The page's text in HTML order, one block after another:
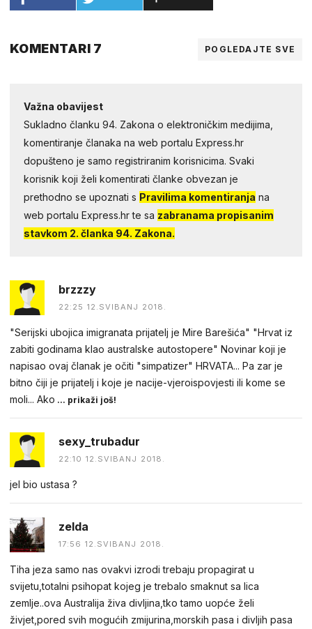
KOMENTARI 7 POGLEDAJTE SVE
Važna obavijest
Sukladno članku 94. Zakona o elektroničkim medijima,
komentiranje članaka na web portalu Express.hr
dopušteno je samo registriranim korisnicima. Svaki
korisnik koji želi komentirati članke obvezan je
prethodno se upoznati s Pravilima komentiranja na
web portalu Express.hr te sa zabranama propisanim
stavkom 2. članka 94. Zakona.
brzzzy
22:25 12.SVIBANJ 2018.
"Serijski ubojica imigranata prijatelj je Mire Barešića" "Hrvat iz
zabiti godinama klao australske autostopere" Novinar koji je
napisao ovaj članak je očiti "simpatizer" HRVATA... Pa zar je
bitno čiji je prijatelj i koje je nacije-vjeroispovjesti ili kome se
moli... Ako ... prikaži još!
sexy_trubadur
22:10 12.SVIBANJ 2018.
jel bio ustasa ?
zelda
17:56 12.SVIBANJ 2018.
Tiha jeza samo nas ovakvi izrodi trebaju propagirat u
svijetu,totalni psihopat kojeg je trebalo smaknut sa lica
zemlje..ova Australija živa divljina,tko tamo uopće želi
živjet,pored svih mogućih zmijurina,morskih pasa i divljih pasa